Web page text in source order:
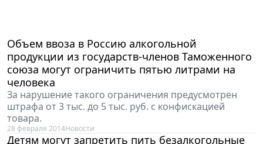
Объем ввоза в Россию алкогольной
продукции из государств-членов Таможенного
союза могут ограничить пятью литрами на
человека
За нарушение такого ограничения предусмотрен
штрафа от 3 тыс. до 5 тыс. руб. с конфискацией
товара.
28 февраля 2014Новости
Детям могут запретить пить безалкогольные